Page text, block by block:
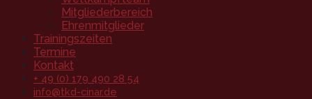
Mitgliederbereich
Ehrenmitglieder
Trainingszeiten
Termine
Kontakt
+ 49 (0) 179 490 28 54
info@tkd-cinar.de